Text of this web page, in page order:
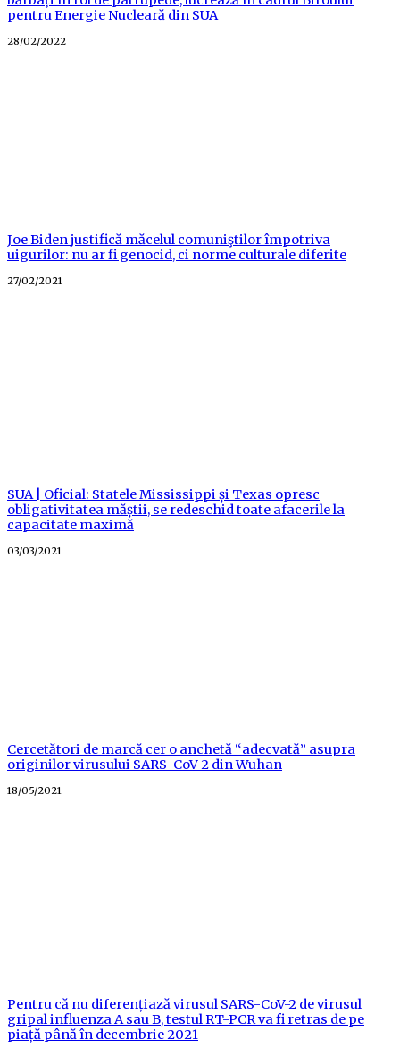
pentru Energie Nucleară din SUA
Posted
28/02/2022
Joe Biden justifică măcelul comuniştilor împotriva
uigurilor: nu ar fi genocid, ci norme culturale diferite
Posted
27/02/2021
SUA | Oficial: Statele Mississippi și Texas opresc
obligativitatea măștii, se redeschid toate afacerile la
capacitate maximă
Posted
03/03/2021
Cercetători de marcă cer o anchetă “adecvată” asupra
originilor virusului SARS-CoV-2 din Wuhan
Posted
18/05/2021
Pentru că nu diferențiază virusul SARS-CoV-2 de virusul
gripal influenza A sau B, testul RT-PCR va fi retras de pe
piață până în decembrie 2021